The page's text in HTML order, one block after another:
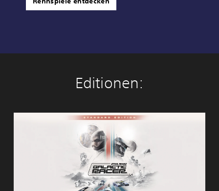
Editionen: